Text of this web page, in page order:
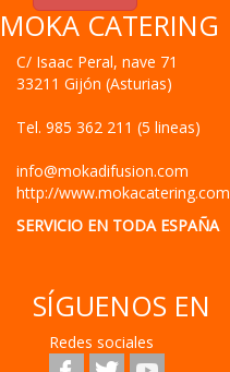
MOKA CATERING
C/ Isaac Peral, nave 71
33211 Gijón (Asturias)
Tel. 985 362 211 (5 lineas)
info@mokadifusion.com
http://www.mokacatering.com
SERVICIO EN TODA ESPAÑA
SÍGUENOS EN
Redes sociales